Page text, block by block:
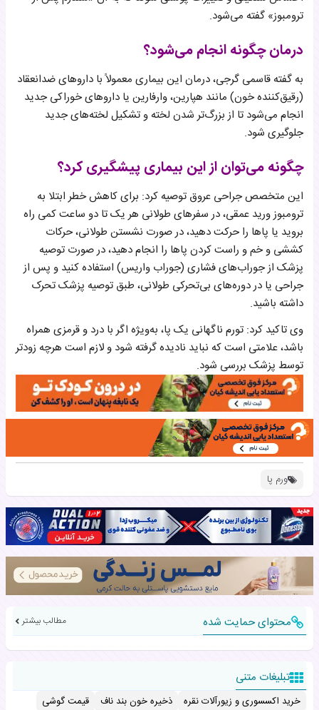
ترومبوز» گفته می‌شود.
درمان چگونه انجام می‌شود؟
به گفته قاسمی گرجی، درمان این بیماری معمولاً با داروهای ضدانعقاد
(رقیق‌کننده خون) مانند هپارین، وارفارین یا داروهای خوراکی جدید
انجام می‌شود تا از بزرگ‌تر شدن لخته و تشکیل لخته‌های جدید
جلوگیری شود.
چگونه می‌توان از این بیماری پیشگیری کرد؟
این متخصص جراحی عروق توصیه کرد: برای کاهش خطر ابتلا به
ترومبوز ورید عمقی، در سفرهای طولانی هر یک تا دو ساعت کمی راه
بروید یا پاها را حرکت دهید، در صورت نشستن طولانی، حرکات
کششی و خم و راست کردن پاها را انجام دهید، در صورت توصیه
پزشک از جوراب‌های فشاری (جوراب واریس) استفاده کنید و پس از
جراحی یا در دوره‌های بی‌تحرکی طولانی، طبق توصیه پزشک تحرک
داشته باشید.
وی تاکید کرد: تورم ناگهانی یک پا، به‌ویژه اگر با درد و قرمزی همراه
باشد، علامتی است که نباید نادیده گرفته شود و لازم است هرچه زودتر
توسط پزشک بررسی شود.
ورم پا
محتوای حمایت شده مطالب بیشتر
تبلیغات متنی
خرید اکسسوری و زیورآلات نقره ذخیره خون بند ناف
قیمت گوشی